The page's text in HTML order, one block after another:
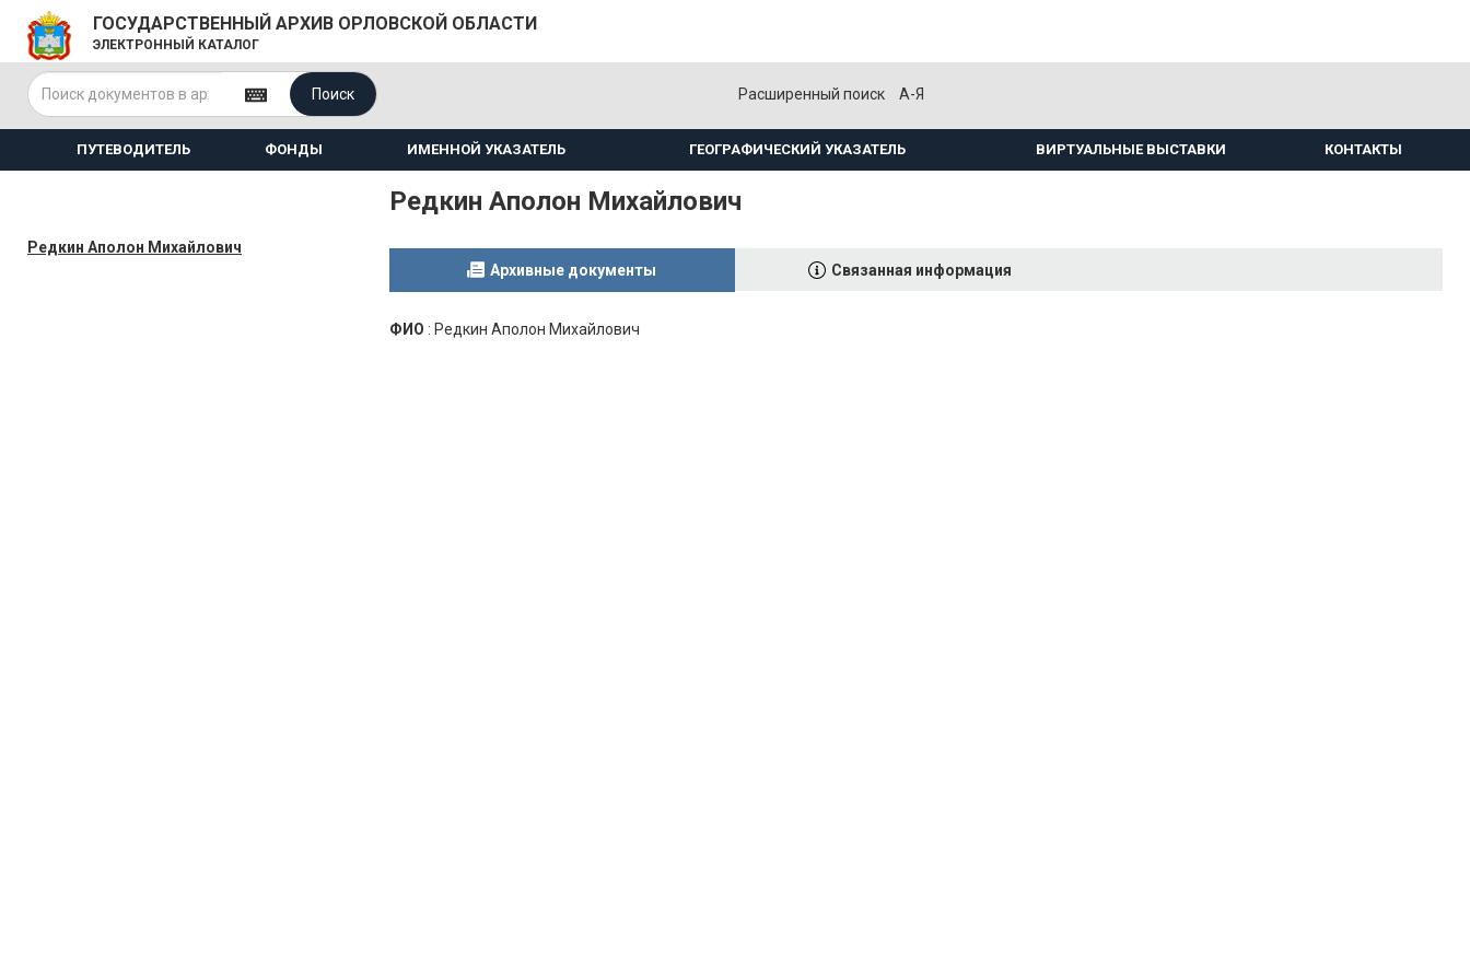
ГОСУДАРСТВЕННЫЙ АРХИВ ОРЛОВСКОЙ ОБЛАСТИ
ЭЛЕКТРОННЫЙ КАТАЛОГ
Поиск Расширенный поиск А-Я
ПУТЕВОДИТЕЛЬ ФОНДЫ ИМЕННОЙ УКАЗАТЕЛЬ ГЕОГРАФИЧЕСКИЙ УКАЗАТЕЛЬ ВИРТУАЛЬНЫЕ ВЫСТАВКИ КОНТАКТЫ
Редкин Аполон Михайлович
Редкин Аполон Михайлович
Архивные документы Связанная информация
ФИО : Редкин Аполон Михайлович